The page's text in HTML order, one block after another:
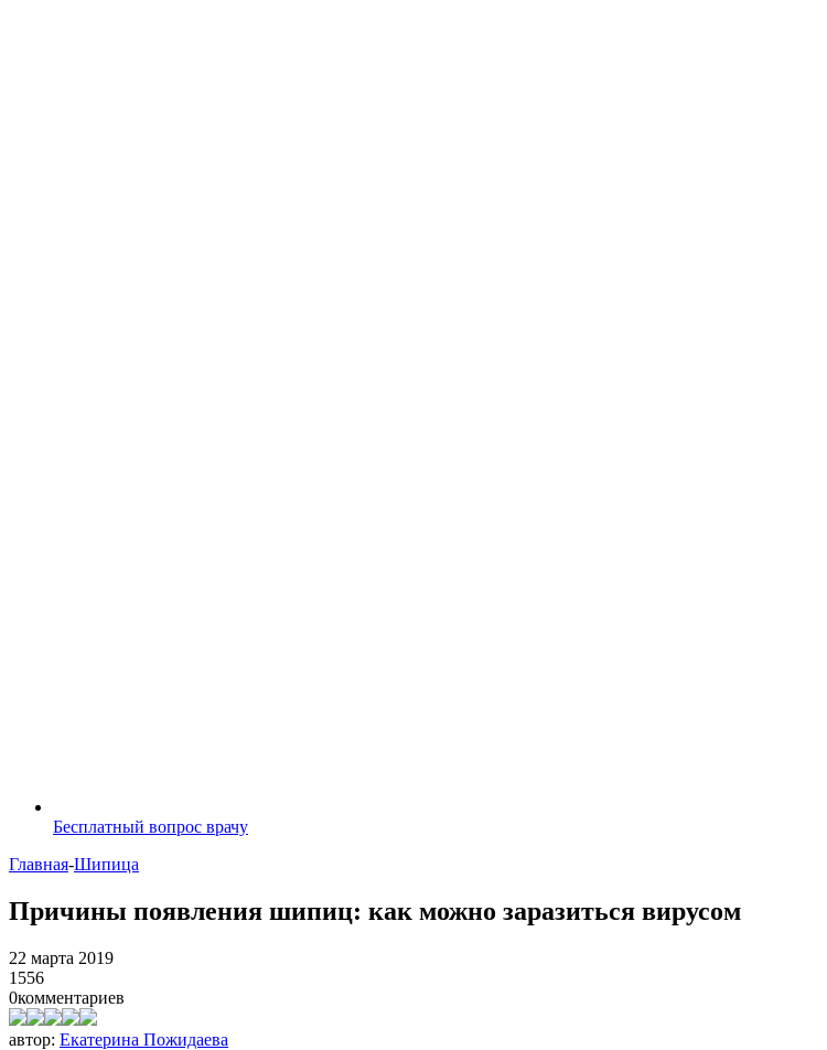
Бесплатный вопрос врачу
Главная-Шипица
Причины появления шипиц: как можно заразиться вирусом
22 марта 2019
1556
0комментариев
автор: Екатерина Пожидаева